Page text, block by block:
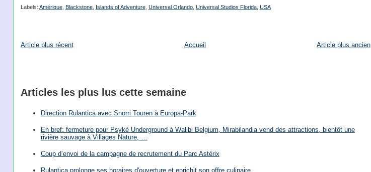
Labels: Amérique, Blackstone, Islands of Adventure, Universal Orlando, Universal Studios Florida, USA
Article plus récent Article plus ancien
Accueil
Articles les plus lus cette semaine
Direction Rulantica avec Snorri Touren à Europa-Park
En bref: fermeture pour Psyké Underground à Walibi Belgium, Mirabilandia vend des attractions, bientôt une
rivière sauvage à Villages Nature, …
Coup d’envoi de la campagne de recrutement du Parc Astérix
Rulantica prolonge ses horaires d'ouverture et enrichit son offre culinaire